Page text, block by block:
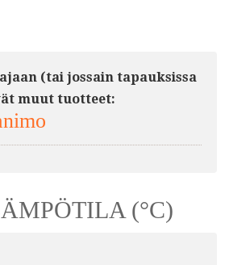
(tai jossain tapauksissa
muut tuotteet:
(°C)